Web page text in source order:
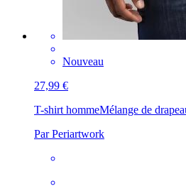
Nouveau
27,99 €
T-shirt hommeMélange de
Par Periartwork